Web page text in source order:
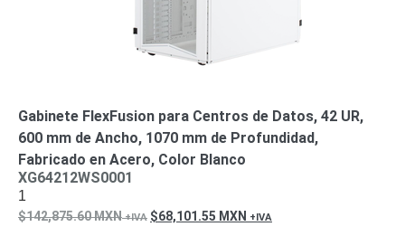
Gabinete FlexFusion para Centros de Datos, 42 UR,
600 mm de Ancho, 1070 mm de Profundidad,
Fabricado en Acero, Color Blanco
XG64212WS0001
1
142,875.60MXN 68,101.55 MXN